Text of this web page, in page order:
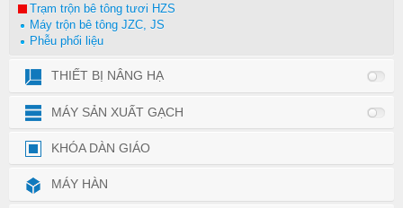
Trạm trộn bê tông tươi HZS
Máy trộn bê tông JZC, JS
Phễu phối liệu
THIẾT BỊ NÂNG HẠ
MÁY SẢN XUẤT GẠCH
KHÓA DÀN GIÁO
MÁY HÀN